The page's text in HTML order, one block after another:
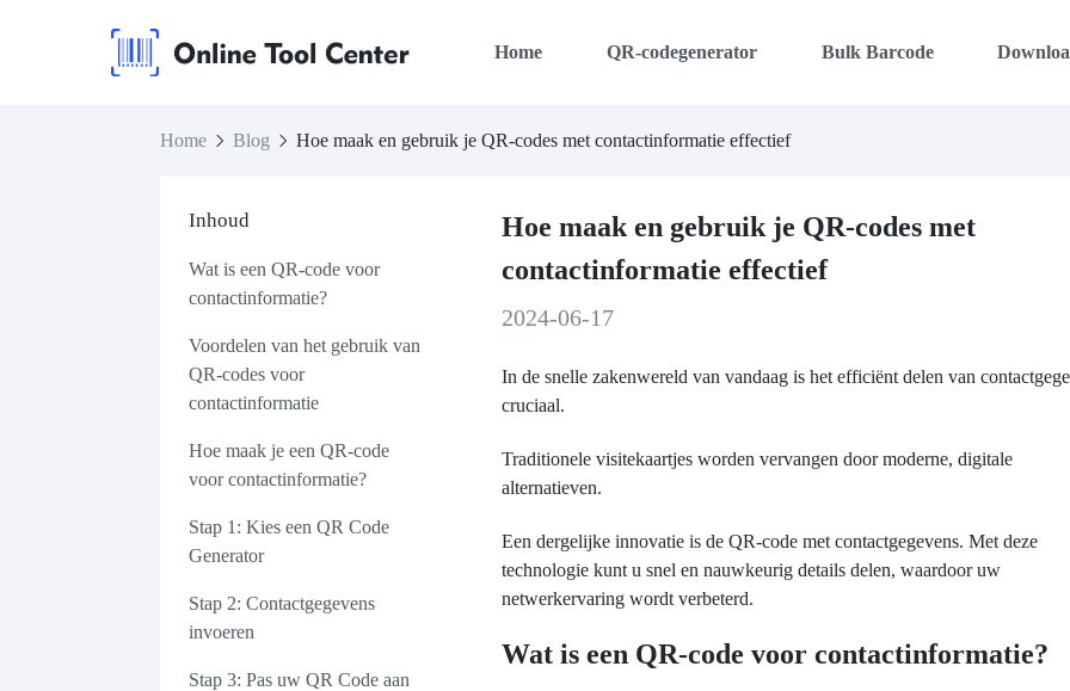
Home QR-codegenerator Bulk Barcode
Home Blog Hoe maak en gebruik je QR-codes met contactinformatie effectief
Inhoud
Wat is een QR-code voor
contactinformatie?
Voordelen van het gebruik van
QR-codes voor
contactinformatie
Hoe maak je een QR-code
voor contactinformatie?
Stap 1: Kies een QR Code
Generator
Stap 2: Contactgegevens
invoeren
Stap 3: Pas uw QR Code aan
Hoe maak en gebruik je QR-codes met
contactinformatie effectief
2024-06-17
In de snelle zakenwereld van vandaag is het efficiënt delen van
cruciaal.
Traditionele visitekaartjes worden vervangen door moderne, digitale
alternatieven.
Een dergelijke innovatie is de QR-code met contactgegevens. Met deze
technologie kunt u snel en nauwkeurig details delen, waardoor uw
netwerkervaring wordt verbeterd.
Wat is een QR-code voor contactinformatie?